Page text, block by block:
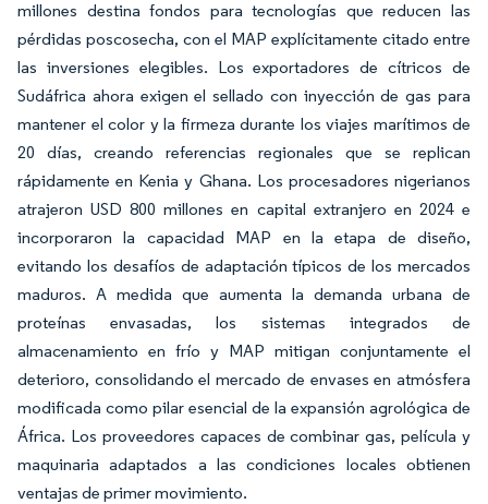
millones destina fondos para tecnologías que reducen las
pérdidas poscosecha, con el MAP explícitamente citado entre
las inversiones elegibles. Los exportadores de cítricos de
Sudáfrica ahora exigen el sellado con inyección de gas para
mantener el color y la firmeza durante los viajes marítimos de
20 días, creando referencias regionales que se replican
rápidamente en Kenia y Ghana. Los procesadores nigerianos
atrajeron USD 800 millones en capital extranjero en 2024 e
incorporaron la capacidad MAP en la etapa de diseño,
evitando los desafíos de adaptación típicos de los mercados
maduros. A medida que aumenta la demanda urbana de
proteínas envasadas, los sistemas integrados de
almacenamiento en frío y MAP mitigan conjuntamente el
deterioro, consolidando el mercado de envases en atmósfera
modificada como pilar esencial de la expansión agrológica de
África. Los proveedores capaces de combinar gas, película y
maquinaria adaptados a las condiciones locales obtienen
ventajas de primer movimiento.